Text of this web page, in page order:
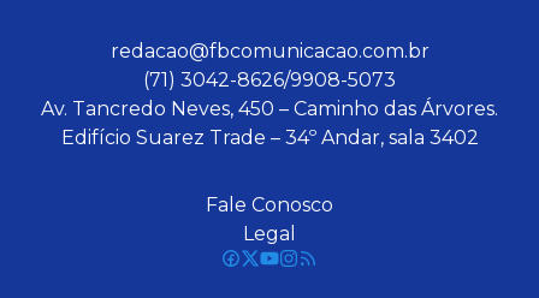
redacao@fbcomunicacao.com.br
(71) 3042-8626/9908-5073
Av. Tancredo Neves, 450 – Caminho das Árvores.
Edifício Suarez Trade – 34º Andar, sala 3402
Fale Conosco
Legal